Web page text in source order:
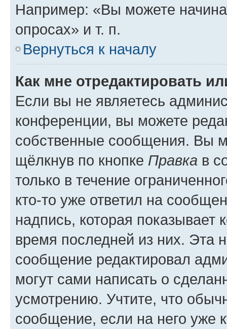
Например: «Вы можете
опросах» и т. п.
Вернуться к началу
Как мне отредактировать
Если вы не являетесь
конференции, вы можете
собственные сообщения. Вы
щёлкнув по кнопке Правка в
только в течение
кто-то уже ответил на
надпись, которая показывает
время последней из них. Эта
сообщение редактировал
могут сами написать о
усмотрению. Учтите, что
сообщение, если на него уже